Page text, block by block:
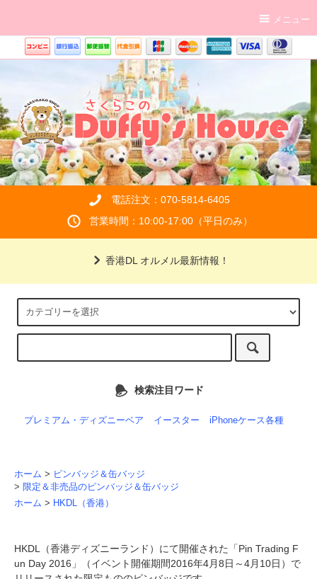
メニュー
電話注文：070-5814-6405
営業時間：10:00-17:00（平日のみ）
香港DL オルメル最新情報！
検索注目ワード
プレミアム・ディズニーベア イースター iPhoneケース各種
ホーム > ピンバッジ＆缶バッジ
> 限定＆非売品のピンバッジ＆缶バッジ
ホーム > HKDL（香港）
HKDL（香港ディズニーランド）にて開催された「Pin Trading F
un Day 2016」（イベント開催期間2016年4月8日～4月10日）で